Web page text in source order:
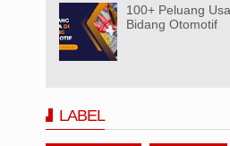
100+ Peluang
Bidang Otomotif
LABEL